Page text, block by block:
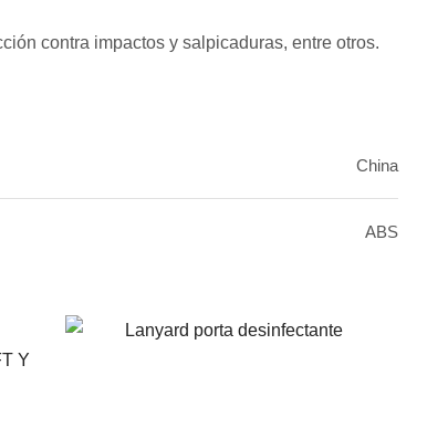
contra impactos y salpicaduras, entre otros.
China
ABS